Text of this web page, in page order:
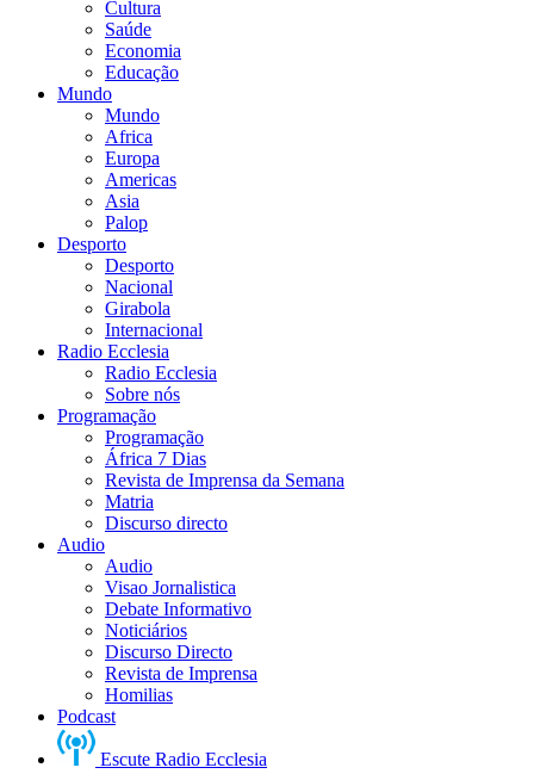
Cultura
Saúde
Economia
Educação
Mundo
Mundo
Africa
Europa
Americas
Asia
Palop
Desporto
Desporto
Nacional
Girabola
Internacional
Radio Ecclesia
Radio Ecclesia
Sobre nós
Programação
Programação
África 7 Dias
Revista de Imprensa da Semana
Matria
Discurso directo
Audio
Audio
Visao Jornalistica
Debate Informativo
Noticiários
Discurso Directo
Revista de Imprensa
Homilias
Podcast
Escute Radio Ecclesia